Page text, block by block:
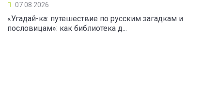
07.08.2026
«Угадай-ка: путешествие по русским загадкам и
пословицам»: как библиотека д...